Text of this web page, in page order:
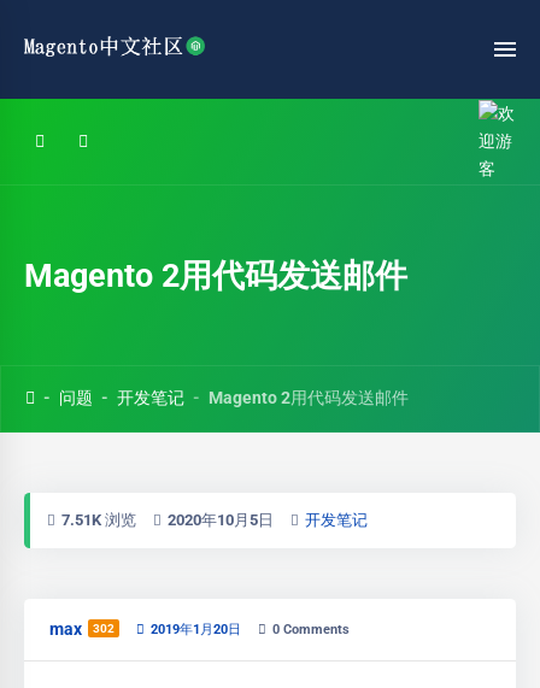
Magento 2用代码发送邮件
问题 开发笔记 Magento 2用代码发送邮件
7.51K 浏览 2020年10月5日 开发笔记
max 302 2019年1月20日 0 Comments